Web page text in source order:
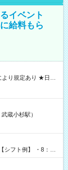
イベント
給料もら
GET♪ お仕事後はコ
】試
蔵小杉駅）